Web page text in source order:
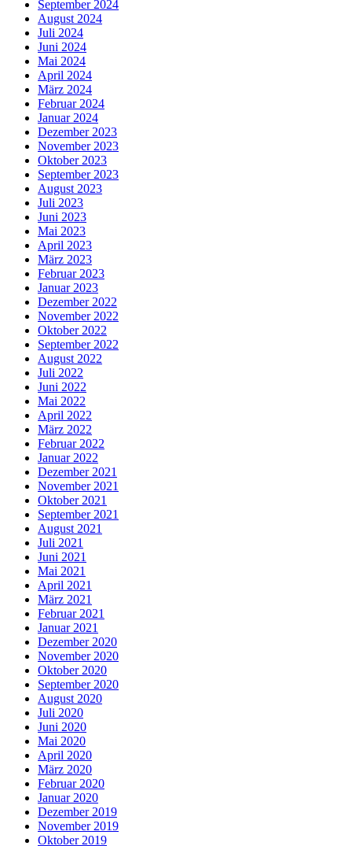
September 2024
August 2024
Juli 2024
Juni 2024
Mai 2024
April 2024
März 2024
Februar 2024
Januar 2024
Dezember 2023
November 2023
Oktober 2023
September 2023
August 2023
Juli 2023
Juni 2023
Mai 2023
April 2023
März 2023
Februar 2023
Januar 2023
Dezember 2022
November 2022
Oktober 2022
September 2022
August 2022
Juli 2022
Juni 2022
Mai 2022
April 2022
März 2022
Februar 2022
Januar 2022
Dezember 2021
November 2021
Oktober 2021
September 2021
August 2021
Juli 2021
Juni 2021
Mai 2021
April 2021
März 2021
Februar 2021
Januar 2021
Dezember 2020
November 2020
Oktober 2020
September 2020
August 2020
Juli 2020
Juni 2020
Mai 2020
April 2020
März 2020
Februar 2020
Januar 2020
Dezember 2019
November 2019
Oktober 2019